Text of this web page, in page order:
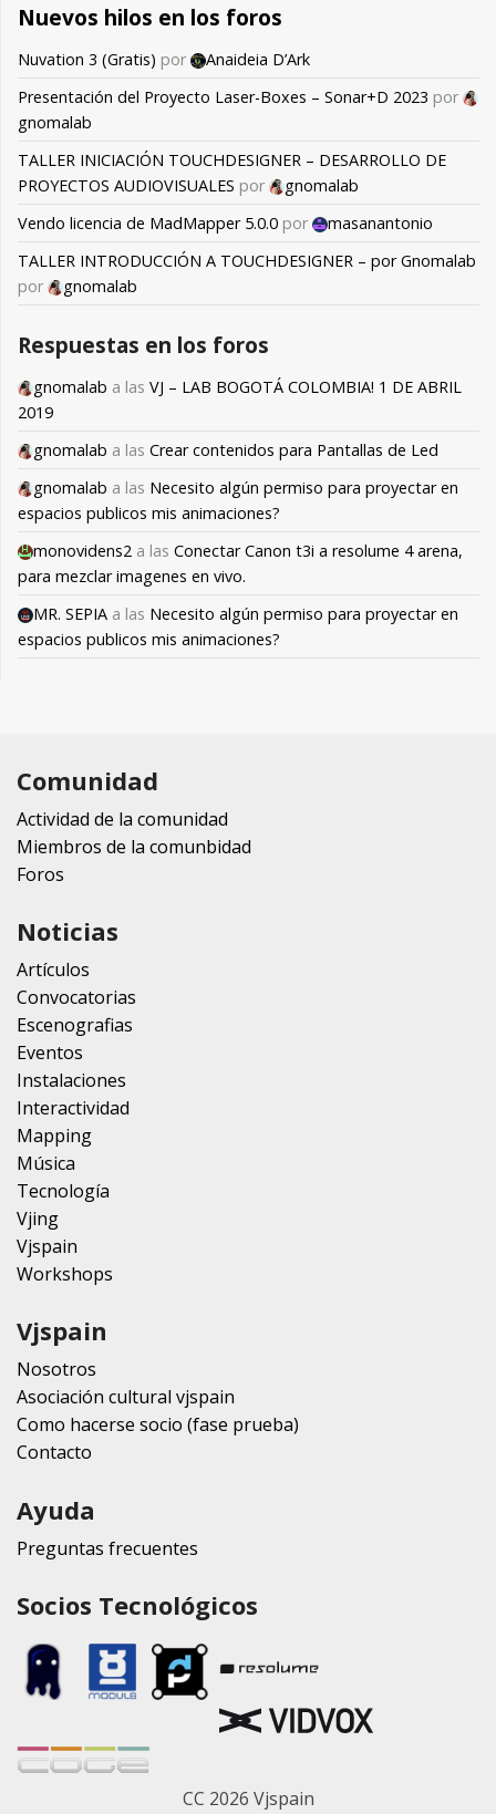
Nuevos hilos en los foros
Nuvation 3 (Gratis) por
Anaideia D’Ark
Presentación del Proyecto Laser-Boxes – Sonar+D 2023 por
gnomalab
TALLER INICIACIÓN TOUCHDESIGNER – DESARROLLO DE
PROYECTOS AUDIOVISUALES por
gnomalab
Vendo licencia de MadMapper 5.0.0 por
masanantonio
TALLER INTRODUCCIÓN A TOUCHDESIGNER – por Gnomalab
por
gnomalab
Respuestas en los foros
gnomalab a las VJ – LAB BOGOTÁ COLOMBIA! 1 DE ABRIL
2019
gnomalab a las Crear contenidos para Pantallas de Led
gnomalab a las Necesito algún permiso para proyectar en
espacios publicos mis animaciones?
monovidens2 a las Conectar Canon t3i a resolume 4 arena,
para mezclar imagenes en vivo.
MR. SEPIA a las Necesito algún permiso para proyectar en
espacios publicos mis animaciones?
Comunidad
Actividad de la comunidad
Miembros de la comunbidad
Foros
Noticias
Artículos
Convocatorias
Escenografias
Eventos
Instalaciones
Interactividad
Mapping
Música
Tecnología
Vjing
Vjspain
Workshops
Vjspain
Nosotros
Asociación cultural vjspain
Como hacerse socio (fase prueba)
Contacto
Ayuda
Preguntas frecuentes
Socios Tecnológicos
CC 2026 Vjspain